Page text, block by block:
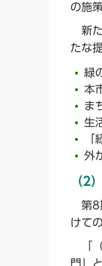
の施
新た
たな
緑
本
ま
生
外
（2
第8
けて
「（
門」